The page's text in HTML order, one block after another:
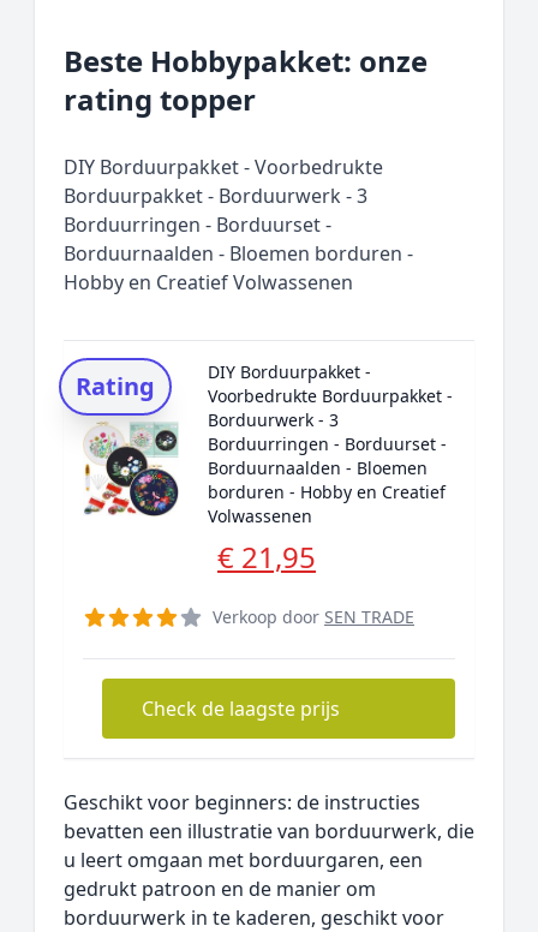
Beste Hobbypakket: onze
rating topper
DIY Borduurpakket - Voorbedrukte
Borduurpakket - Borduurwerk - 3
Borduurringen - Borduurset -
Borduurnaalden - Bloemen borduren -
Hobby en Creatief Volwassenen
Rating
DIY Borduurpakket -
Voorbedrukte Borduurpakket -
Borduurwerk - 3
Borduurringen - Borduurset -
Borduurnaalden - Bloemen
borduren - Hobby en Creatief
Volwassenen
€ 21,95
Verkoop door SEN TRADE
Check de laagste prijs
Geschikt voor beginners: de instructies
bevatten een illustratie van borduurwerk, die
u leert omgaan met borduurgaren, een
gedrukt patroon en de manier om
borduurwerk in te kaderen, geschikt voor